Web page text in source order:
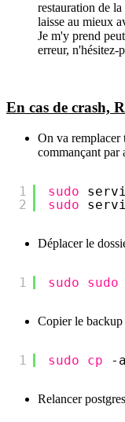
restauration de la
laisse au mieux
Je m'y prend
erreur, n'hésitez-
En cas de crash,
On va remplacer
commançant par
1
2
sudo
sudo
Déplacer le
1 sudo sudo
Copier le backup
1 sudo cp -
Relancer